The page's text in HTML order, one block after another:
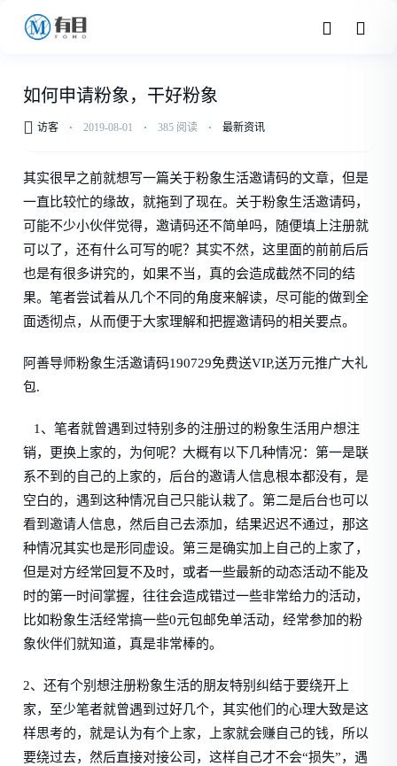
如何申请粉象，干好粉象
访客 ⋅ 2019-08-01 ⋅ 385 阅读 ⋅ 最新资讯
其实很早之前就想写一篇关于粉象生活邀请码的文章，但是
一直比较忙的缘故，就拖到了现在。关于粉象生活邀请码，
可能不少小伙伴觉得，邀请码还不简单吗，随便填上注册就
可以了，还有什么可写的呢？其实不然，这里面的前前后后
也是有很多讲究的，如果不当，真的会造成截然不同的结
果。笔者尝试着从几个不同的角度来解读，尽可能的做到全
面透彻点，从而便于大家理解和把握邀请码的相关要点。
阿善导师粉象生活邀请码190729免费送VIP,送万元推广大礼
包.
1、笔者就曾遇到过特别多的注册过的粉象生活用户想注
销，更换上家的，为何呢？大概有以下几种情况：第一是联
系不到的自己的上家的，后台的邀请人信息根本都没有，是
空白的，遇到这种情况自己只能认栽了。第二是后台也可以
看到邀请人信息，然后自己去添加，结果迟迟不通过，那这
种情况其实也是形同虚设。第三是确实加上自己的上家了，
但是对方经常回复不及时，或者一些最新的动态活动不能及
时的第一时间掌握，往往会造成错过一些非常给力的活动，
比如粉象生活经常搞一些0元包邮免单活动，经常参加的粉
象伙伴们就知道，真是非常棒的。
2、还有个别想注册粉象生活的朋友特别纠结于要绕开上
家，至少笔者就曾遇到过好几个，其实他们的心理大致是这
样思考的，就是认为有个上家，上家就会赚自己的钱，所以
要绕过去，然后直接对接公司，这样自己才不会“损失”，遇